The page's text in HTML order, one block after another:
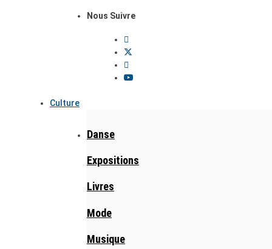
Nous Suivre
Culture
Danse
Expositions
Livres
Mode
Musique